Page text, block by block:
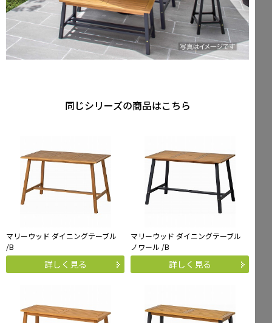
同じシリーズの商品はこちら
マリーウッド ダイニングテーブル
/B
詳しく見る
マリーウッド ダイニングテーブル
ノワール /B
詳しく見る